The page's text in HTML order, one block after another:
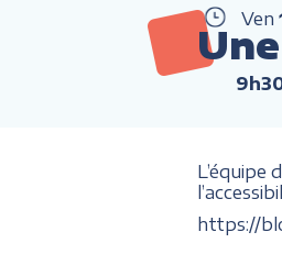
Ven
L’équipe
https://